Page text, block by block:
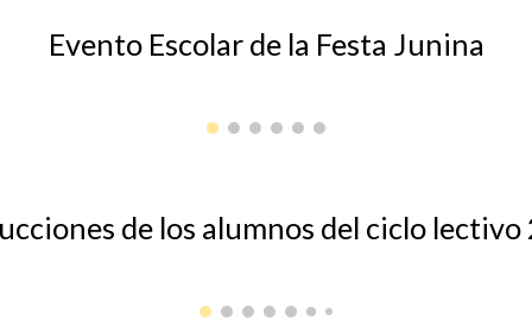
Evento Escolar de la Festa Junina
de los alumnos del ciclo